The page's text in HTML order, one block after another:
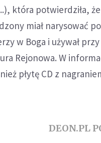
która potwierdziła,
miał narysować
w Boga i używał
Rejonowa. W
płytę CD z
DEON.PL